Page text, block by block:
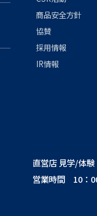
商品安全方針
協賛
採用情報
IR情報
直営店 見学/体験
営業時間 10：